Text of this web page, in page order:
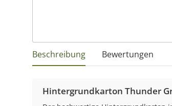
Beschreibung Bewertungen
Hintergrundkarton Thunder